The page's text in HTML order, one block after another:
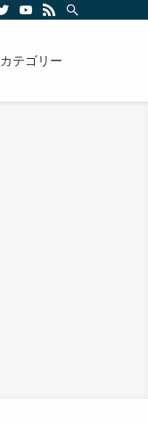
カテゴリー